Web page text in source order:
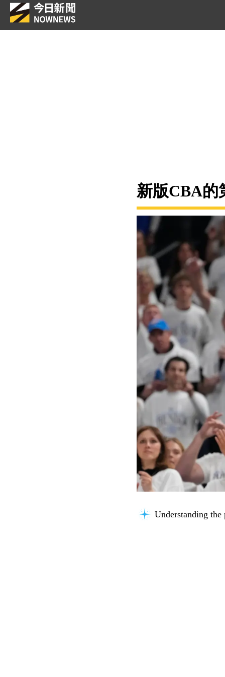
新版CBA的
Organizing